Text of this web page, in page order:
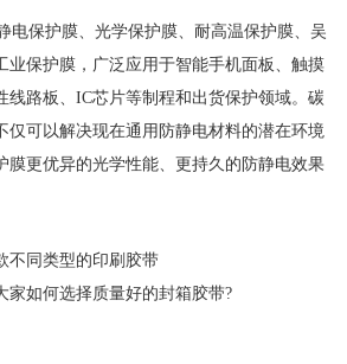
保护膜、光学保护膜、耐高温保护膜、吴
业保护膜，广泛应用于智能手机面板、触摸
线路板、IC芯片等制程和出货保护领域。碳
仅可以解决现在通用防静电材料的潜在环境
膜更优异的光学性能、更持久的防静电效果
不同类型的印刷胶带
家如何选择质量好的封箱胶带?